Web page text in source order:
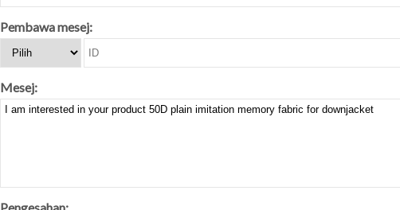
Pembawa mesej:
Mesej: